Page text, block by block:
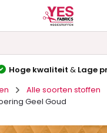
Hoge kwaliteit&Lage
Alle soorten stoffen
Geel Goud